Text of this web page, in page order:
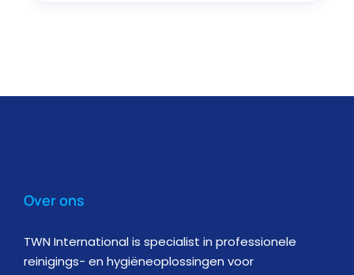
Over ons
TWN International is specialist in professionele
reinigings- en hygiëneoplossingen voor